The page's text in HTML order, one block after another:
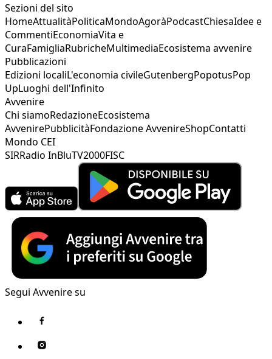
Sezioni del sito
HomeAttualitàPoliticaMondoAgoràPodcastChiesaIdee e
CommentiEconomiaVita e
CuraFamigliaRubricheMultimediaEcosistema avvenire
Pubblicazioni
Edizioni localiL'economia civileGutenbergPopotusPop
UpLuoghi dell'Infinito
Avvenire
Chi siamoRedazioneEcosistema
AvvenirePubblicitàFondazione AvvenireShopContatti
Mondo CEI
SIRRadio InBluTV2000FISC
Segui Avvenire su